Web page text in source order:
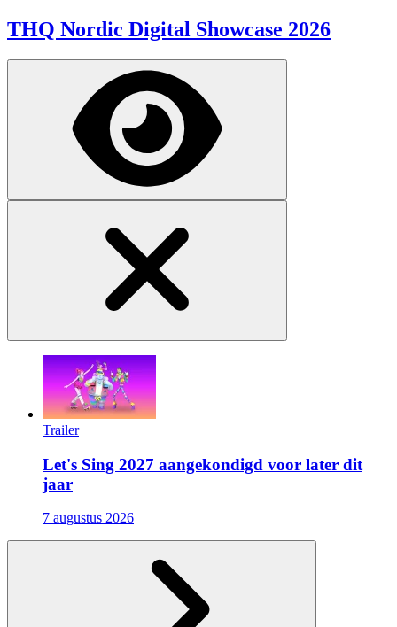
THQ Nordic Digital Showcase 2026
Trailer
Let's Sing 2027 aangekondigd voor later dit
jaar
7 augustus 2026